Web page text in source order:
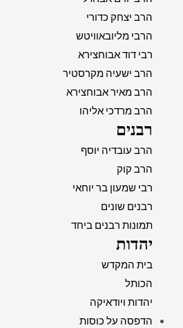
הרב יצחק כדורי
הרבי מליובאוויטש
רבי דוד אבוחצירא
הרב ישעיה מקרסטיר
הרב מאיר אבוחצירא
הרב מרדכי אליהו
רבנים
הרב עובדיה יוסף
הרב קוק
רבי שמעון בר יוחאי
רבנים שונים
תמונות רבנים ביחד
יהדות
בית המקדש
הכותל
יהדות ויודאיקה
הדפסה על כוסות